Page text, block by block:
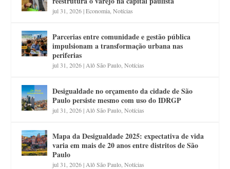
jul 31, 2026|Economia ,Notícias
Parcerias entre comunidade e gestão pública
impulsionam a transformação urbana nas
periferias
jul 31, 2026| Alô São Paulo ,Notícias
Desigualdade no orçamento da cidade de São
Paulo persiste mesmo com uso do IDRGP
jul 31, 2026| Alô São Paulo ,Notícias
Mapa da Desigualdade 2025: expectativa de vida
varia em mais de 20 anos entre distritos de São
Paulo
jul 31, 2026| Alô São Paulo ,Notícias